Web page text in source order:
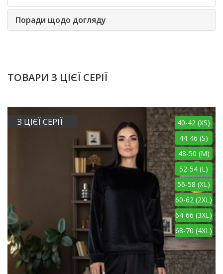
Поради щодо догляду
ТОВАРИ З ЦІЄЇ СЕРІЇ
З ЦІЄЇ СЕРІЇ
40-42 (XS)
44-46 (S)
48-50 (M)
52-54 (L)
56-58 (XL)
60-62 (2XL)
64-66 (3XL)
68-70 (4XL)